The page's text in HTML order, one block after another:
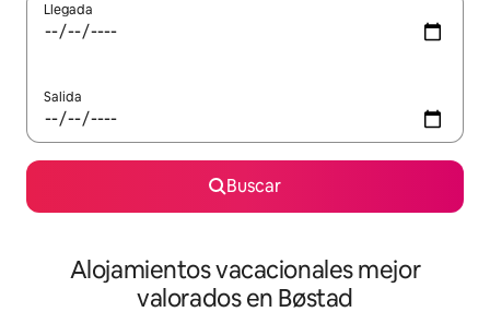
Llegada
Salida
Buscar
Alojamientos vacacionales mejor
valorados en Bøstad